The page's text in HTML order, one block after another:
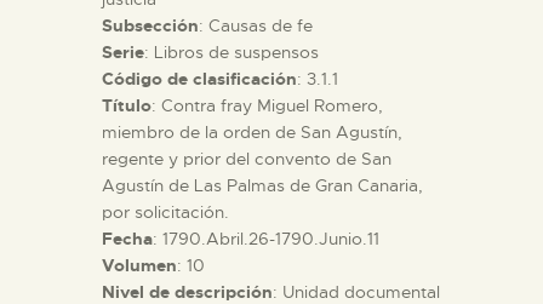
ACTIVIDADES
█
EL MUSEO
COLECCIONES
Subsección: Causas de fe
Serie: Libros de suspensos
Código de clasificación: 3.1.1
Título: Contra fray Miguel Romero,
miembro de la orden de San Agustín,
regente y prior del convento de San
Agustín de Las Palmas de Gran Canaria,
por solicitación.
Fecha: 1790.Abril.26-1790.Junio.11
Volumen: 10
Nivel de descripción: Unidad documental